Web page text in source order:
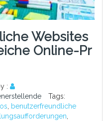
Websites
Online-Pr
:
Tags:
benutzerfreundliche